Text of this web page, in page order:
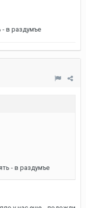
в раздумъе
- в раздумъе